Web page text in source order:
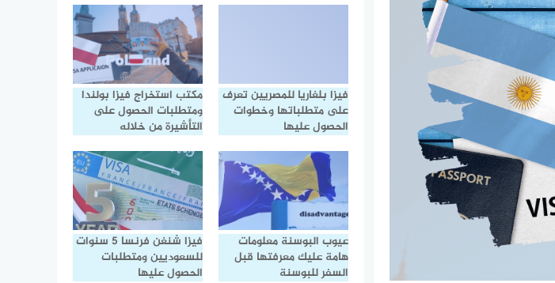
فيزا بلغاريا للمصريين تعرف
على متطلباتها وخطوات
الحصول عليها
مكتب استخراج فيزا بولندا
ومتطلبات الحصول على
التأشيرة من خلاله
عيوب البوسنة معلومات
هامة عليك معرفتها قبل
السفر للبوسنة
فيزا شنغن فرنسا 5 سنوات
للسعوديين ومتطلبات
الحصول عليها